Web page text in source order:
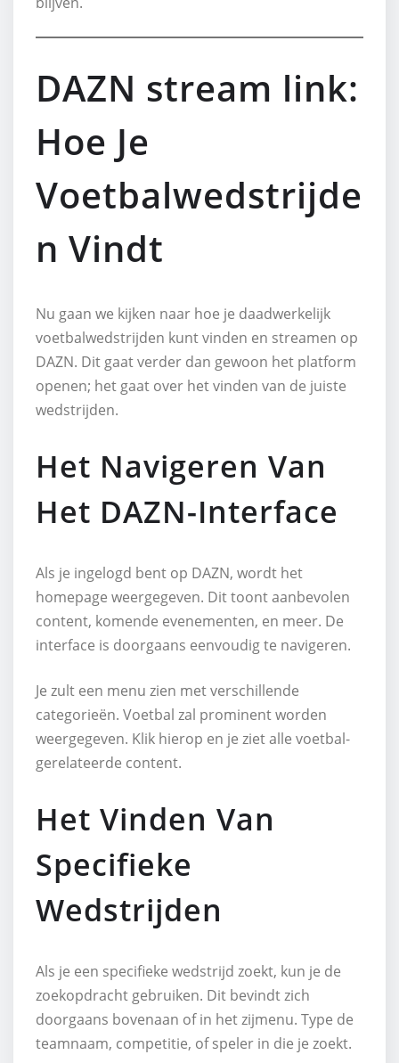
DAZN stream link:
Hoe Je
Voetbalwedstrijde
n Vindt
Nu gaan we kijken naar hoe je daadwerkelijk
voetbalwedstrijden kunt vinden en streamen op
DAZN. Dit gaat verder dan gewoon het platform
openen; het gaat over het vinden van de juiste
wedstrijden.
Het Navigeren Van
Het DAZN-Interface
Als je ingelogd bent op DAZN, wordt het
homepage weergegeven. Dit toont aanbevolen
content, komende evenementen, en meer. De
interface is doorgaans eenvoudig te navigeren.
Je zult een menu zien met verschillende
categorieën. Voetbal zal prominent worden
weergegeven. Klik hierop en je ziet alle voetbal-
gerelateerde content.
Het Vinden Van
Specifieke
Wedstrijden
Als je een specifieke wedstrijd zoekt, kun je de
zoekopdracht gebruiken. Dit bevindt zich
doorgaans bovenaan of in het zijmenu. Type de
teamnaam, competitie, of speler in die je zoekt.